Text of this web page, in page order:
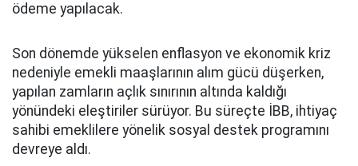
ödeme yapılacak.
Son dönemde yükselen enflasyon ve ekonomik kriz
nedeniyle emekli maaşlarının alım gücü düşerken,
yapılan zamların açlık sınırının altında kaldığı
yönündeki eleştiriler sürüyor. Bu süreçte İBB, ihtiyaç
sahibi emeklilere yönelik sosyal destek programını
devreye aldı.